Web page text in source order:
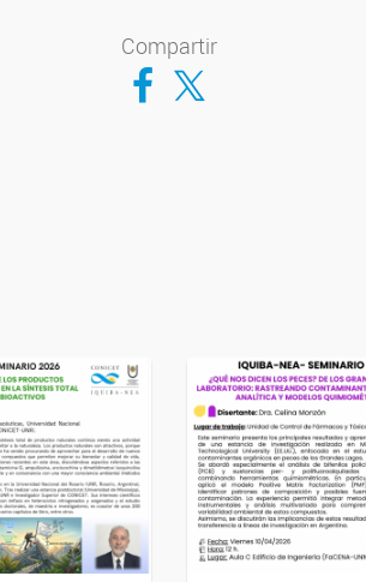
Compartir
Compartir en Facebook
Compartir en Twitter